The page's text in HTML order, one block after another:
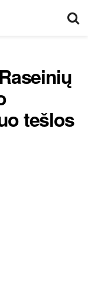
tešlos